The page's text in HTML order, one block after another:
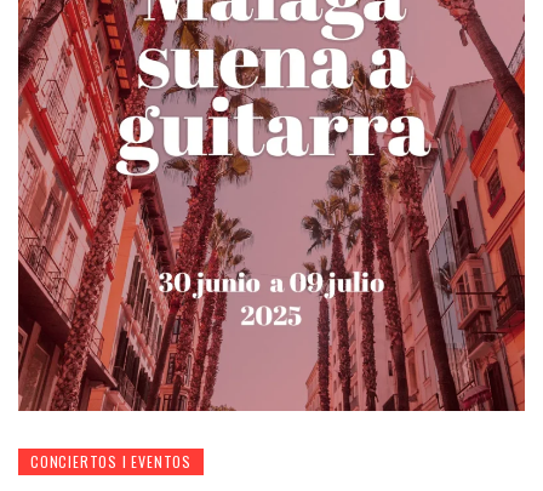
CONCIERTOS I EVENTOS